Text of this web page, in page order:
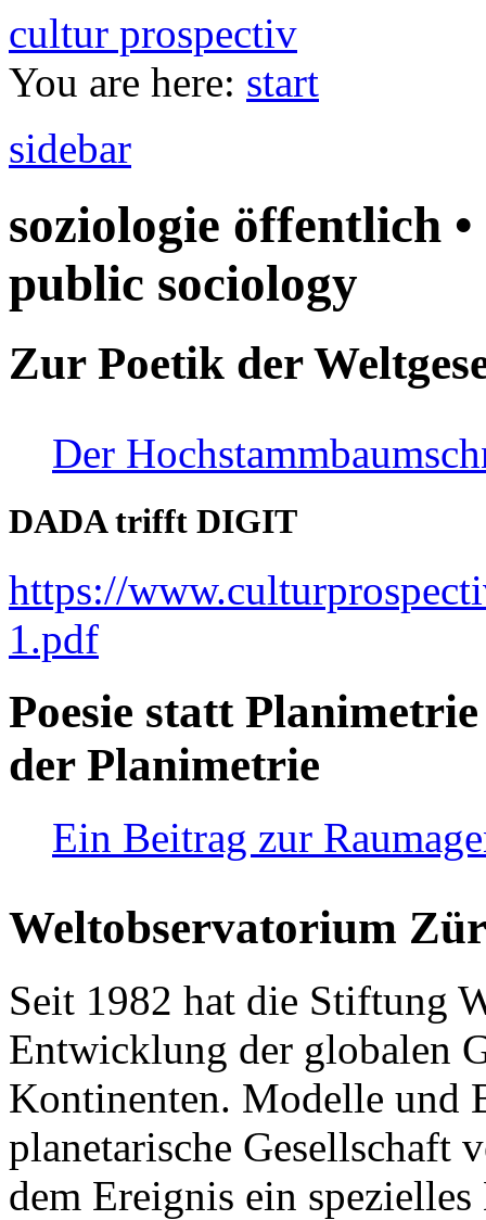
cultur prospectiv
You are here: start
sidebar
soziologie öffentlich
public sociology
Zur Poetik der
Der
DADA trifft DIGIT
https://
1.pdf
Poesie statt
der Planimetrie
Ein Beitrag zur
Weltobservatorium
Seit 1982 hat die Stiftung
Entwicklung der globalen
Kontinenten. Modelle und
planetarische Gesellschaft
dem Ereignis ein